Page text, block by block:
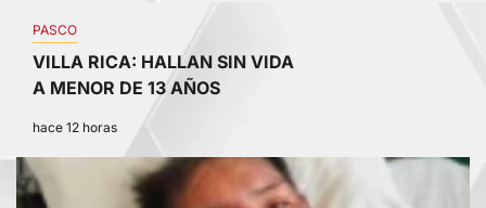
PASCO
VILLA RICA: HALLAN SIN VIDA
A MENOR DE 13 AÑOS
hace 12 horas
4